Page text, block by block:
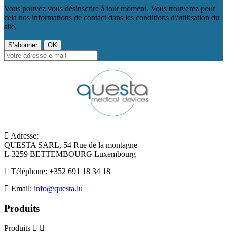
Vous pouvez vous désinscrire à tout moment. Vous trouverez pour
cela nos informations de contact dans les conditions d\'utilisation du
site.
Adresse:
QUESTA SARL, 54 Rue de la montagne
L-3259 BETTEMBOURG Luxembourg
Téléphone: +352 691 18 34 18
Email: info@questa.lu
Produits
Produits